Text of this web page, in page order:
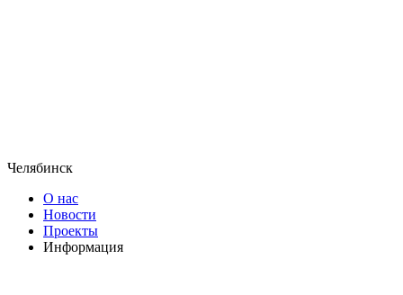
Челябинск
О нас
Новости
Проекты
Информация